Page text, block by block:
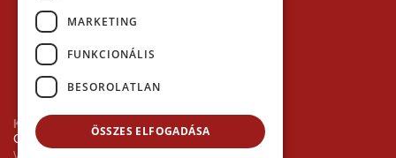
Kezdőlap
Copyright © 2026 Minden jog fenntartva!
MARKETING
FUNKCIONÁLIS
BESOROLATLAN
ÖSSZES ELFOGADÁSA